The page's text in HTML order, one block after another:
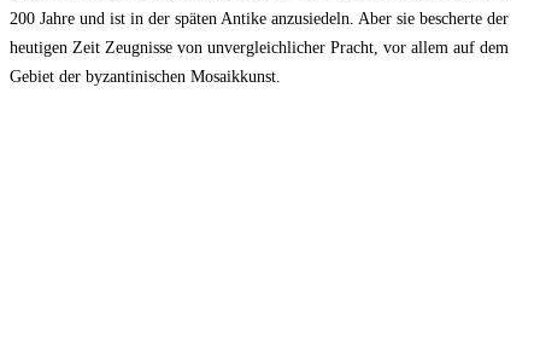
200 Jahre und ist in der späten Antike anzusiedeln. Aber sie bescherte der
heutigen Zeit Zeugnisse von unvergleichlicher Pracht, vor allem auf dem
Gebiet der byzantinischen Mosaikkunst.